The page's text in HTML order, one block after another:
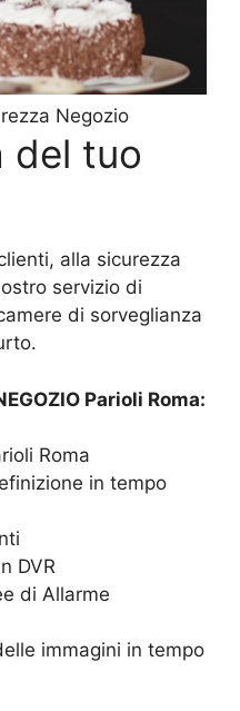
Negozio
del tuo
alla sicurezza
servizio di
di sorveglianza
Parioli Roma:
Roma
in tempo
DVR
di Allarme
immagini in tempo